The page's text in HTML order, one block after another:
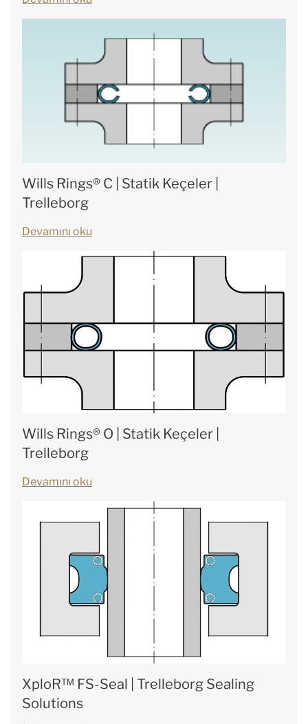
Wills Rings® C | Statik Keçeler |
Trelleborg
Devamını oku
Wills Rings® O | Statik Keçeler |
Trelleborg
Devamını oku
XploR™ FS-Seal | Trelleborg Sealing
Solutions